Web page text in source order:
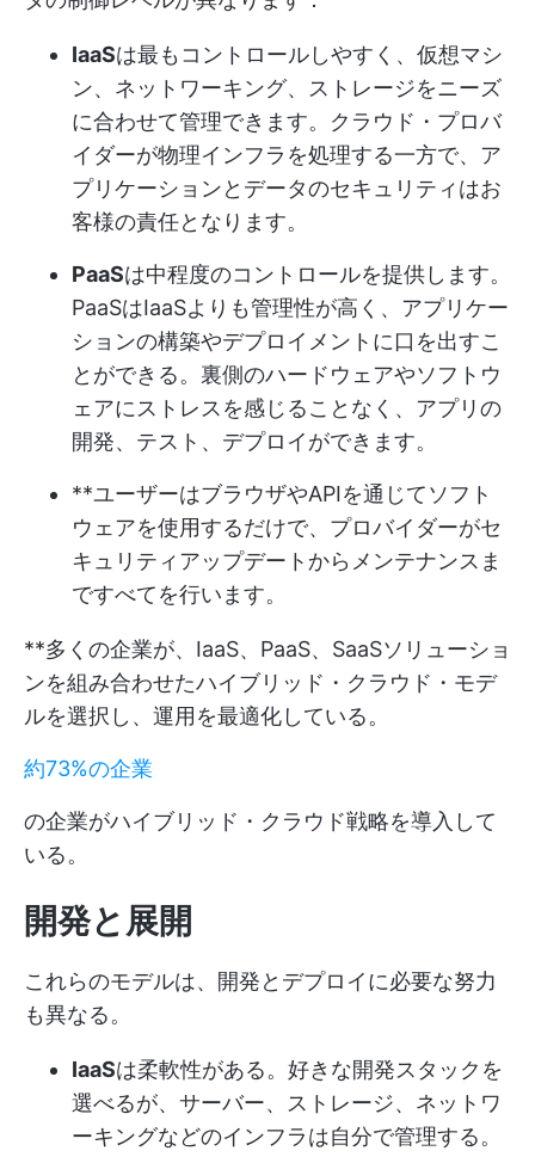
IaaSは最もコントロールしやすく、仮想マシ
ン、ネットワーキング、ストレージをニーズ
に合わせて管理できます。クラウド・プロバ
イダーが物理インフラを処理する一方で、ア
プリケーションとデータのセキュリティはお
客様の責任となります。
PaaSは中程度のコントロールを提供します。
PaaSはIaaSよりも管理性が高く、アプリケー
ションの構築やデプロイメントに口を出すこ
とができる。裏側のハードウェアやソフトウ
ェアにストレスを感じることなく、アプリの
開発、テスト、デプロイができます。
**ユーザーはブラウザやAPIを通じてソフト
ウェアを使用するだけで、プロバイダーがセ
キュリティアップデートからメンテナンスま
ですべてを行います。
**多くの企業が、IaaS、PaaS、SaaSソリューショ
ンを組み合わせたハイブリッド・クラウド・モデ
ルを選択し、運用を最適化している。
約73%の企業
の企業がハイブリッド・クラウド戦略を導入して
いる。
開発と展開
これらのモデルは、開発とデプロイに必要な努力
も異なる。
IaaSは柔軟性がある。好きな開発スタックを
選べるが、サーバー、ストレージ、ネットワ
ーキングなどのインフラは自分で管理する。